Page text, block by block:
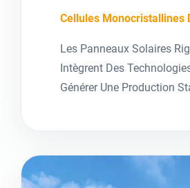
Cellules Monocristallines
Les Panneaux Solaires
Intègrent Des
Générer Une Production